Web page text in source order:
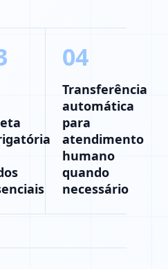
04
Transferência
automática
para
atendimento
humano
quando
necessário